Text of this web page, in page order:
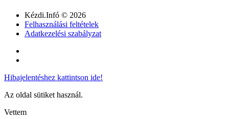
Kézdi.Infó © 2026
Felhasználási feltételek
Adatkezelési szabályzat
Hibajelentéshez kattintson ide!
Az oldal sütiket használ.
Vettem